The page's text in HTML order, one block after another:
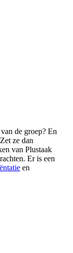
de groep? En
ze dan
van Plustaak
Er is een
en